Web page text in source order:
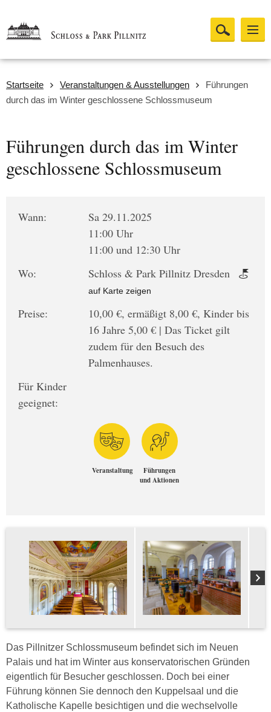
Startseite Veranstaltungen & Ausstellungen
Führungen
durch das im Winter geschlossene Schlossmuseum
Führungen durch das im Winter
geschlossene Schlossmuseum
Wann:
Sa 29.11.2025
11:00 Uhr
11:00 und 12:30 Uhr
Wo:
Schloss & Park Pillnitz Dresden
auf Karte zeigen
Preise:
10,00 €, ermäßigt 8,00 €, Kinder bis
16 Jahre 5,00 € | Das Ticket gilt
zudem für den Besuch des
Palmenhauses.
Für Kinder
geeignet:
Veranstaltung
Führungen
und Aktionen
Das Pillnitzer Schlossmuseum befindet sich im Neuen
Palais und hat im Winter aus konservatorischen Gründen
eigentlich für Besucher geschlossen. Doch bei einer
Führung können Sie dennoch den Kuppelsaal und die
Katholische Kapelle besichtigen und die wechselvolle